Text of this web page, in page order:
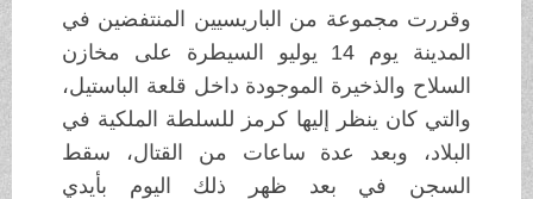
وقررت مجموعة من الباريسيين المنتفضين في
المدينة يوم 14 يوليو السيطرة على مخازن
السلاح والذخيرة الموجودة داخل قلعة الباستيل،
والتي كان ينظر إليها كرمز للسلطة الملكية في
البلاد، وبعد عدة ساعات من القتال، سقط
السجن في بعد ظهر ذلك اليوم بأيدي